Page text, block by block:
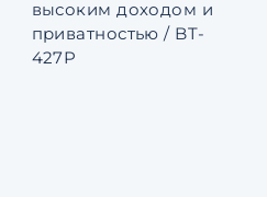
высоким доходом и
приватностью / BT-
427P